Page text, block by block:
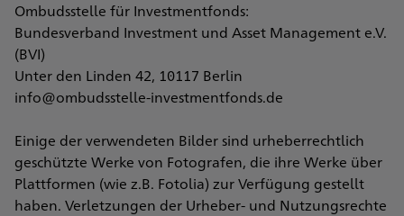
Ombudsstelle für Investmentfonds:
Bundesverband Investment und Asset Management e.V.
(BVI)
Unter den Linden 42, 10117 Berlin
info@ombudsstelle-investmentfonds.de
Einige der verwendeten Bilder sind urheberrechtlich
geschützte Werke von Fotografen, die ihre Werke über
Plattformen (wie z.B. Fotolia) zur Verfügung gestellt
haben. Verletzungen der Urheber- und Nutzungsrechte